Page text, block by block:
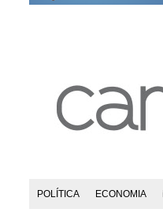
POLÍTICA ECONOMIA